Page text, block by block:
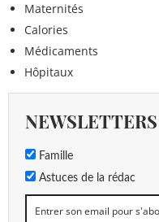
Maternités
Calories
Médicaments
Hôpitaux
NEWSLETTERS
Famille
Astuces de la rédac